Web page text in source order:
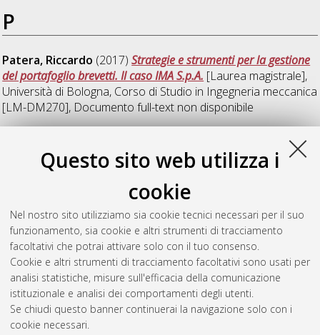
Questo sito web utilizza i
cookie
Nel nostro sito utilizziamo sia cookie tecnici necessari per il suo
funzionamento, sia cookie e altri strumenti di tracciamento
facoltativi che potrai attivare solo con il tuo consenso.
Cookie e altri strumenti di tracciamento facoltativi sono usati per
analisi statistiche, misure sull'efficacia della comunicazione
istituzionale e analisi dei comportamenti degli utenti.
Se chiudi questo banner continuerai la navigazione solo con i
cookie necessari.
P
Patera, Riccardo (2017)Strategie e strumenti per la gestione
del portafoglio brevetti. Il caso IMA S.p.A. [Laurea magistrale],
Università di Bologna, Corso di Studio in Ingegneria meccanica
[LM-DM270], Documento full-text non disponibile
(2017)Sviluppo di nuovi prodotti:
[Laurea magistrale], Università di Bologna, Corso di Studio in
Ingegneria meccanica [LM-DM270], Documento full-text non
disponibile
Questa lista e' stata generata ilSun Aug 9 09:55:51 2026
CEST